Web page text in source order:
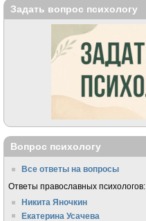
Задать вопрос психологу
Вопрос психологу
Все ответы на вопросы
Ответы православных психологов:
Никита Яночкин
Екатерина Усачева